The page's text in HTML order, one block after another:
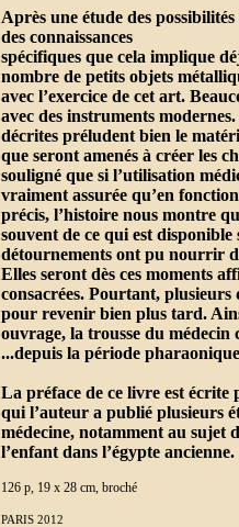
Après une étude des
des connaissances
spécifiques que cela implique
nombre de petits objets
avec l’exercice de cet art.
avec des instruments
décrites préludent bien le
que seront amenés à créer les
souligné que si l’utilisation
vraiment assurée qu’en
précis, l’histoire nous montre
souvent de ce qui est
détournements ont pu nourrir
Elles seront dès ces moments
consacrées. Pourtant, plusieurs
pour revenir bien plus tard.
ouvrage, la trousse du médecin
...depuis la période
La préface de ce livre est
qui l’auteur a publié plusieurs
médecine, notamment au sujet
l’enfant dans l’égypte ancienne.
126 p, 19 x 28 cm, broché
PARIS 2012